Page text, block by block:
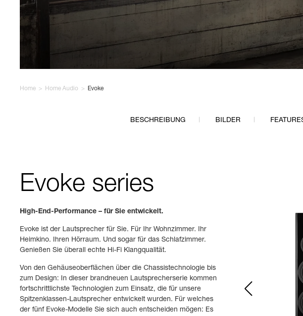
Home > Home Audio > Evoke
BESCHREIBUNG BILDER
Evoke series
High-End-Performance – für Sie entwickelt.
Evoke ist der Lautsprecher für Sie. Für Ihr Wohnzimmer. Ihr
Heimkino. Ihren Hörraum. Und sogar für das Schlafzimmer.
Genießen Sie überall echte Hi-Fi Klangqualität.
Von den Gehäuseoberflächen über die Chassistechnologie bis
zum Design: In dieser brandneuen Lautsprecherserie kommen
fortschrittlichste Technologien zum Einsatz, die für unsere
Spitzenklassen-Lautsprecher entwickelt wurden. Für welches
der fünf Evoke-Modelle Sie sich auch entscheiden mögen: Es